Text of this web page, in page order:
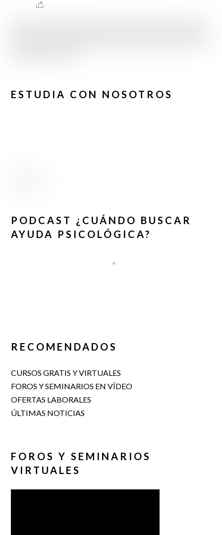
ESTUDIA CON NOSOTROS
PODCAST ¿CUÁNDO BUSCAR
AYUDA PSICOLÓGICA?
RECOMENDADOS
CURSOS GRATIS Y VIRTUALES
FOROS Y SEMINARIOS EN VÍDEO
OFERTAS LABORALES
ÚLTIMAS NOTICIAS
FOROS Y SEMINARIOS
VIRTUALES